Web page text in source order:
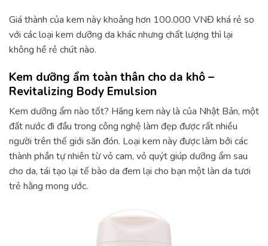
Giá thành của kem này khoảng hơn 100.000 VNĐ khá rẻ so
với các loại kem dưỡng da khác nhưng chất lượng thì lại
không hề rẻ chút nào.
Kem dưỡng ẩm toàn thân cho da khô –
Revitalizing Body Emulsion
Kem dưỡng ẩm nào tốt? Hãng kem này là của Nhật Bản, một
đất nước đi đầu trong công nghệ làm đẹp được rất nhiều
người trên thế giới săn đón. Loại kem này được làm bởi các
thành phần tự nhiên từ vỏ cam, vỏ quýt giúp dưỡng ẩm sau
cho da, tái tạo lại tế bào da đem lại cho bạn một làn da tươi
trẻ hằng mong ước.